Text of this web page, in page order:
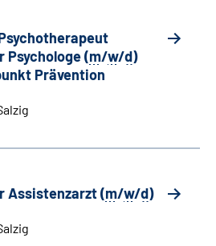
Psychologe (m/w/d)
Prävention
Assistenzarzt (m/w/d)